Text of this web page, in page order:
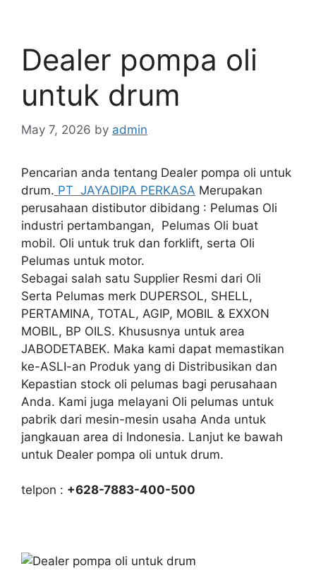
Dealer pompa oli
untuk drum
May 7, 2026 by admin
Pencarian anda tentang Dealer pompa oli untuk
drum. PT JAYADIPA PERKASA Merupakan
perusahaan distibutor dibidang : Pelumas Oli
industri pertambangan, Pelumas Oli buat
mobil. Oli untuk truk dan forklift, serta Oli
Pelumas untuk motor.
Sebagai salah satu Supplier Resmi dari Oli
Serta Pelumas merk DUPERSOL, SHELL,
PERTAMINA, TOTAL, AGIP, MOBIL & EXXON
MOBIL, BP OILS. Khususnya untuk area
JABODETABEK. Maka kami dapat memastikan
ke-ASLI-an Produk yang di Distribusikan dan
Kepastian stock oli pelumas bagi perusahaan
Anda. Kami juga melayani Oli pelumas untuk
pabrik dari mesin-mesin usaha Anda untuk
jangkauan area di Indonesia. Lanjut ke bawah
untuk Dealer pompa oli untuk drum.
telpon : +628-7883-400-500